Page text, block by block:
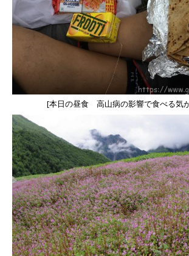
[本日の昼食 高山病の影響で食べる気